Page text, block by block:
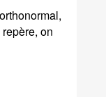
on